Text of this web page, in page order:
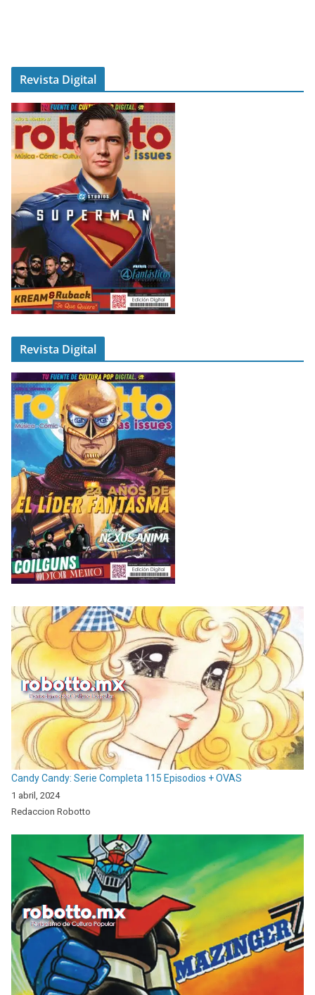
Revista Digital
Revista Digital
Candy Candy: Serie Completa 115 Episodios + OVAS
1 abril, 2024
Redaccion Robotto